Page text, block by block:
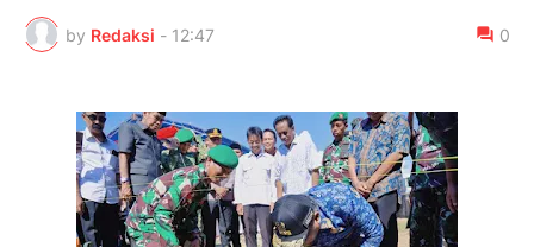
by Redaksi - 12:47 0